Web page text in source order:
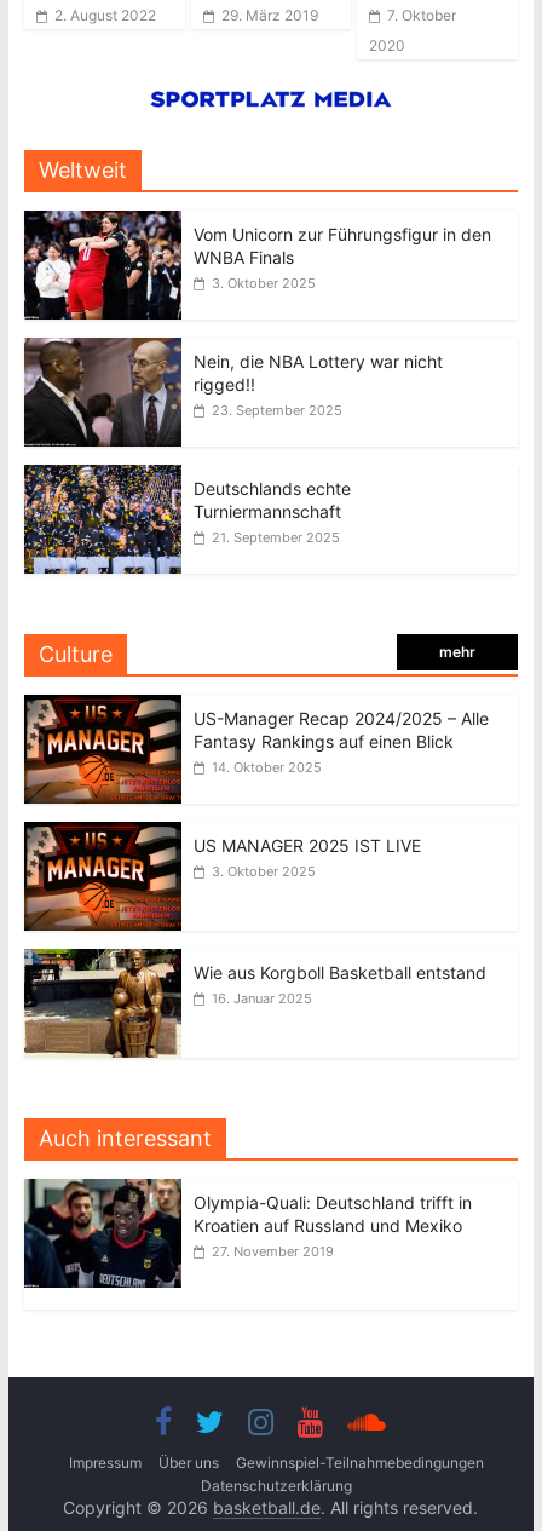
2. August 2022 29. März 2019
7. Oktober
2020
Weltweit
Vom Unicorn zur Führungsfigur in den
WNBA Finals
3. Oktober 2025
Nein, die NBA Lottery war nicht
rigged!!
23. September 2025
Deutschlands echte
Turniermannschaft
21. September 2025
Culture mehr
US-Manager Recap 2024/2025 – Alle
Fantasy Rankings auf einen Blick
14. Oktober 2025
US MANAGER 2025 IST LIVE
3. Oktober 2025
Wie aus Korgboll Basketball entstand
16. Januar 2025
Auch interessant
Olympia-Quali: Deutschland trifft in
Kroatien auf Russland und Mexiko
27. November 2019
Impressum Über uns
Gewinnspiel-Teilnahmebedingungen
Datenschutzerklärung
Copyright © 2026 basketball.de. All rights reserved.